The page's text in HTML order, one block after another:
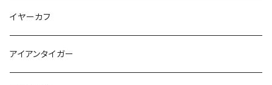
イヤーカフ
アイアンタイガー